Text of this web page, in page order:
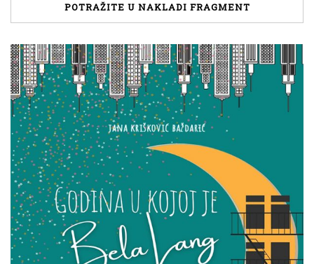
POTRAŽITE U NAKLADI FRAGMENT